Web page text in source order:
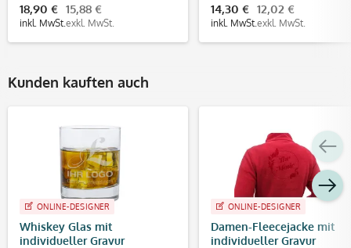
18,90 €
inkl. MwSt.
15,88 €
exkl. MwSt.
14,30 €
inkl. MwSt.
12,02 €
exkl. MwSt.
Kunden kauften auch
ONLINE-DESIGNER
Whiskey Glas mit
individueller Gravur
ONLINE-DESIGNER
Damen-Fleecejacke mit
individueller Gravur